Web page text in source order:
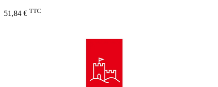
51,84 € TTC